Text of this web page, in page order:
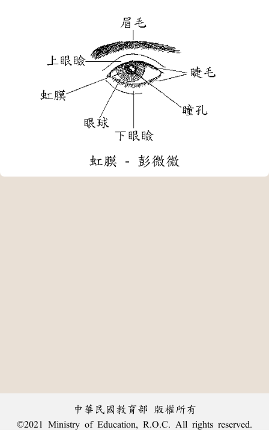
虹膜 - 彭微微
中華民國教育部 版權所有
©2021 Ministry of Education, R.O.C. All rights reserved.